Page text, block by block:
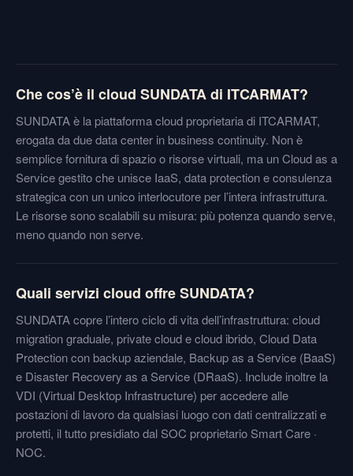
Che cos’è il cloud SUNDATA di ITCARMAT?
SUNDATA è la piattaforma cloud proprietaria di ITCARMAT,
erogata da due data center in business continuity. Non è
semplice fornitura di spazio o risorse virtuali, ma un Cloud as a
Service gestito che unisce IaaS, data protection e consulenza
strategica con un unico interlocutore per l’intera infrastruttura.
Le risorse sono scalabili su misura: più potenza quando serve,
meno quando non serve.
Quali servizi cloud offre SUNDATA?
SUNDATA copre l’intero ciclo di vita dell’infrastruttura: cloud
migration graduale, private cloud e cloud ibrido, Cloud Data
Protection con backup aziendale, Backup as a Service (BaaS)
e Disaster Recovery as a Service (DRaaS). Include inoltre la
VDI (Virtual Desktop Infrastructure) per accedere alle
postazioni di lavoro da qualsiasi luogo con dati centralizzati e
protetti, il tutto presidiato dal SOC proprietario Smart Care ·
NOC.